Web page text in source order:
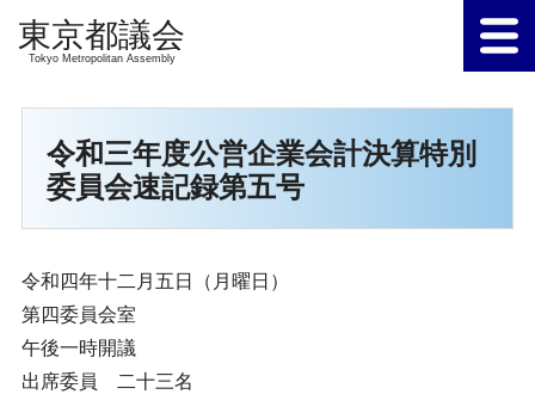
Tokyo Metropolitan Assembly
令和三年度公営企業会計決算特別
委員会速記録第五号
令和四年十二月五日（月曜日）
第四委員会室
午後一時開議
出席委員 二十三名